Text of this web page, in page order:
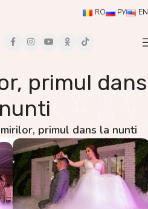
RO РУ EN
primul dans
primul dans la nunti